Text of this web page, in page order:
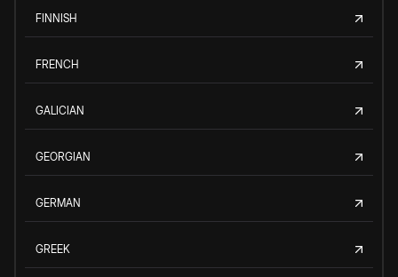
FINNISH
FRENCH
GALICIAN
GEORGIAN
GERMAN
GREEK